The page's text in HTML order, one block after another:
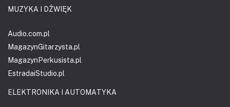
MUZYKA I DŹWIĘK
Audio.com.pl
MagazynGitarzysta.pl
MagazynPerkusista.pl
EstradaiStudio.pl
ELEKTRONIKA I AUTOMATYKA